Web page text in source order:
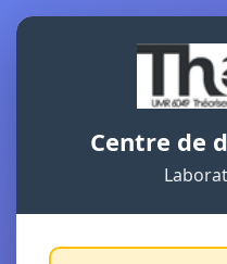
Centre de